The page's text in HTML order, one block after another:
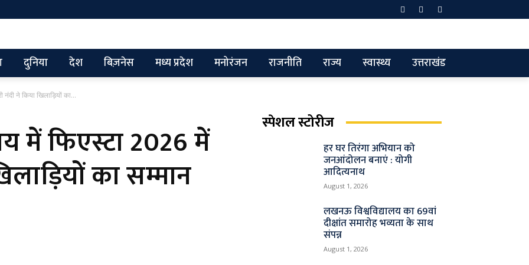
दुनिया देश बिज़नेस मध्य प्रदेश मनोरंजन राजनीति राज्य स्वास्थ्य उत्तराखंड
नंदी ने किया खिलाड़ियों का...
में फिएस्टा 2026 में
का सम्मान
स्पेशल स्टोरीज
हर घर तिरंगा अभियान को
जनआंदोलन बनाएं : योगी
आदित्यनाथ
August 1, 2026
लखनऊ विश्वविद्यालय का 69वां
दीक्षांत समारोह भव्यता के साथ
संपन्न
August 1, 2026